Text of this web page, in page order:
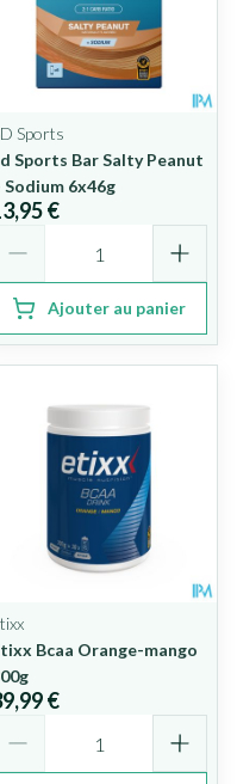
Sports
Sports Bar Salty Peanut
Sodium 6x46g
€
Ajouter au panier
Bcaa Orange-mango
€